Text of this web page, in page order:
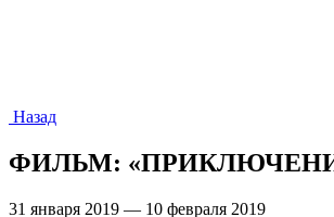
Назад
ФИЛЬМ:
31 января 2019 — 10 февраля 2019